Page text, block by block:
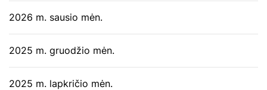
2026 m. sausio mėn.
2025 m. gruodžio mėn.
2025 m. lapkričio mėn.